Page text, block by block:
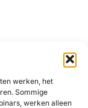
werken, het
Sommige
werken alleen